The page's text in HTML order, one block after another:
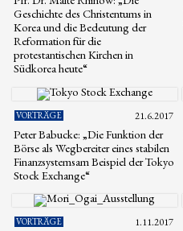
Geschichte des Christentums in
Korea und die Bedeutung der
Reformation für die
protestantischen Kirchen in
Südkorea heute“
VORTRÄGE 21.6.2017
Peter Babucke: „Die Funktion der
Börse als Wegbereiter eines stabilen
Finanzsystemsam Beispiel der Tokyo
Stock Exchange“
VORTRÄGE 1.11.2017